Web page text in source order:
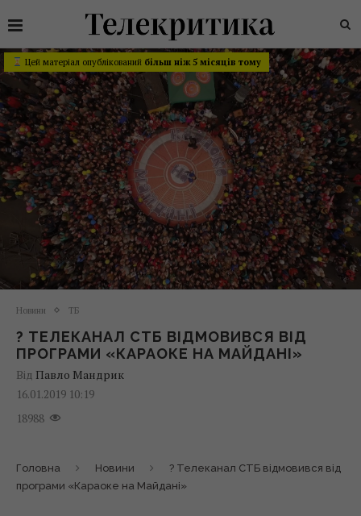
Цей матеріал опублікований більш ніж 5 місяців тому
Новини ТБ
? ТЕЛЕКАНАЛ СТБ ВІДМОВИВСЯ ВІД
ПРОГРАМИ «КАРАОКЕ НА МАЙДАНІ»
Від Павло Мандрик
16.01.2019 10:19
18988
Головна Новини
? Телеканал СТБ відмовився від
програми «Караоке на Майдані»